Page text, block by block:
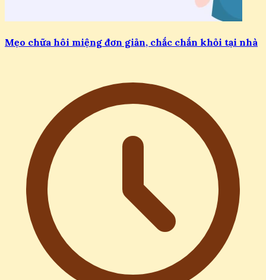
Mẹo chữa hôi miệng đơn giản, chắc chắn khỏi tại nhà